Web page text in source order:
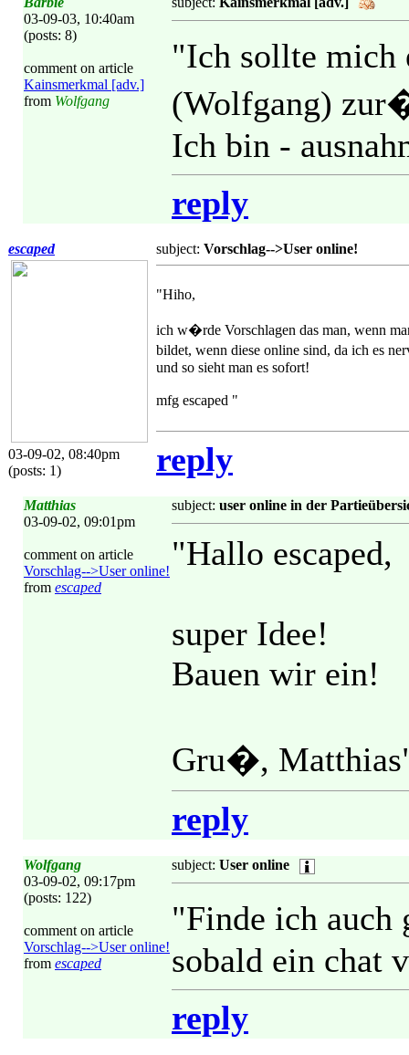
03-09-03, 10:40am
(posts: 8)
comment on article
Kainsmerkmal [adv.]
from Wolfgang
"Ich sollte mich
(Wolfgang)
Ich bin -
reply
escaped
03-09-02, 08:40pm
(posts: 1)
subject: Vorschlag-->User online!
"Hiho,
ich w�rde Vorschlagen das man, wenn
bildet, wenn diese online sind, da ich es
und so sieht man es sofort!
mfg escaped "
reply
Matthias
03-09-02, 09:01pm
comment on article
Vorschlag-->User online!
from escaped
subject: user online in der
"Hallo escaped,
super Idee!
Bauen wir ein!
Gru�,
reply
Wolfgang
03-09-02, 09:17pm
(posts: 122)
comment on article
Vorschlag-->User online!
from escaped
subject: User online
"Finde ich
sobald ein chat
reply